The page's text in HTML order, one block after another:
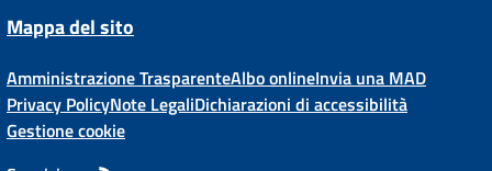
Mappa del sito
Amministrazione TrasparenteAlbo onlineInvia una MAD
Privacy PolicyNote LegaliDichiarazioni di accessibilità
Gestione cookie